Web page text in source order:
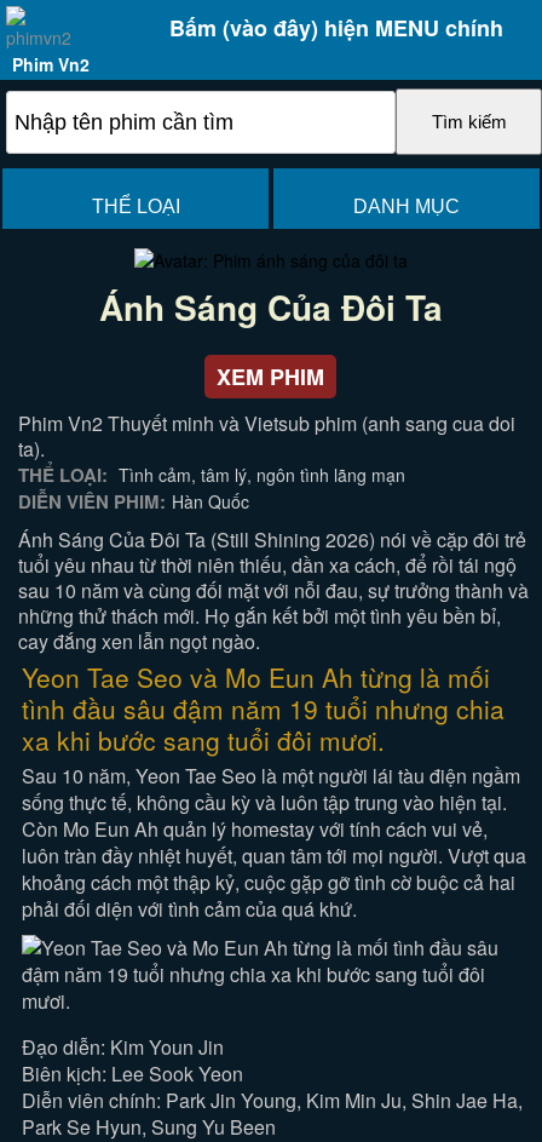
Bấm (vào đây) hiện MENU chính
Phim Vn2
THỂ LOẠI DANH MỤC
Ánh Sáng Của Đôi Ta
XEM PHIM
Phim Vn2 Thuyết minh và Vietsub phim (anh sang cua doi
ta).
THỂ LOẠI: Tình cảm, tâm lý, ngôn tình lãng mạn
DIỄN VIÊN PHIM: Hàn Quốc
Ánh Sáng Của Đôi Ta (Still Shining 2026) nói về cặp đôi trẻ
tuổi yêu nhau từ thời niên thiếu, dần xa cách, để rồi tái ngộ
sau 10 năm và cùng đối mặt với nỗi đau, sự trưởng thành và
những thử thách mới. Họ gắn kết bởi một tình yêu bền bỉ,
cay đắng xen lẫn ngọt ngào.
Yeon Tae Seo và Mo Eun Ah từng là mối
tình đầu sâu đậm năm 19 tuổi nhưng chia
xa khi bước sang tuổi đôi mươi.
Sau 10 năm, Yeon Tae Seo là một người lái tàu điện ngầm
sống thực tế, không cầu kỳ và luôn tập trung vào hiện tại.
Còn Mo Eun Ah quản lý homestay với tính cách vui vẻ,
luôn tràn đầy nhiệt huyết, quan tâm tới mọi người. Vượt qua
khoảng cách một thập kỷ, cuộc gặp gỡ tình cờ buộc cả hai
phải đối diện với tình cảm của quá khứ.
Đạo diễn: Kim Youn Jin
Biên kịch: Lee Sook Yeon
Diễn viên chính: Park Jin Young, Kim Min Ju, Shin Jae Ha,
Park Se Hyun, Sung Yu Been